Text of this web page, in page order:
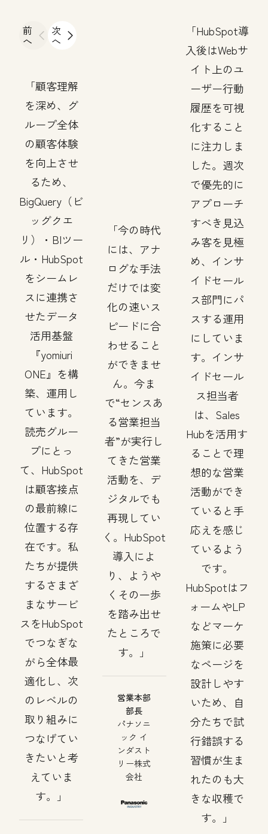
前
へ
次
へ
顧客理解
を深め、グ
ループ全体
の顧客体験
を向上させ
るため、
BigQuery（ビ
ッグクエ
リ）・BIツー
ル・HubSpot
をシームレ
スに連携さ
せたデータ
活用基盤
『yomiuri
ONE』を構
築、運用し
ています。
読売グルー
プにとっ
て、HubSpot
は顧客接点
の最前線に
位置する存
在です。私
たちが提供
するさまざ
まなサービ
スをHubSpot
でつなぎな
がら全体最
適化し、次
のレベルの
取り組みに
つなげてい
きたいと考
えていま
す。
今の時代
には、アナ
ログな手法
だけでは変
化の速いス
ピードに合
わせること
ができませ
ん。今ま
で“センスあ
る営業担当
者”が実行し
てきた営業
活動を、デ
ジタルでも
再現してい
く。HubSpot
導入によ
り、ようや
くその一歩
を踏み出せ
たところで
す。
営業本部
部長
パナソニ
ック イ
ンダスト
リー株式
会社
HubSpot導
入後はWebサ
イト上のユ
ーザー行動
履歴を可視
化すること
に注力しま
した。週次
で優先的に
アプローチ
すべき見込
み客を見極
め、インサ
イドセール
ス部門にパ
スする運用
にしていま
す。インサ
イドセール
ス担当者
は、Sales
Hubを活用す
ることで理
想的な営業
活動ができ
ていると手
応えを感じ
ているよう
です。
HubSpotはフ
ォームやLP
などマーケ
施策に必要
なページを
設計しやす
いため、自
分たちで試
行錯誤する
習慣が生ま
れたのも大
きな収穫で
す。